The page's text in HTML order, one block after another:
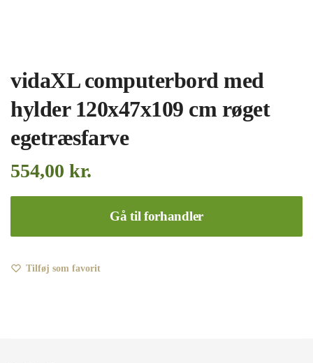
vidaXL computerbord med
hylder 120x47x109 cm røget
egetræsfarve
554,00 kr.
Gå til forhandler
Tilføj som favorit